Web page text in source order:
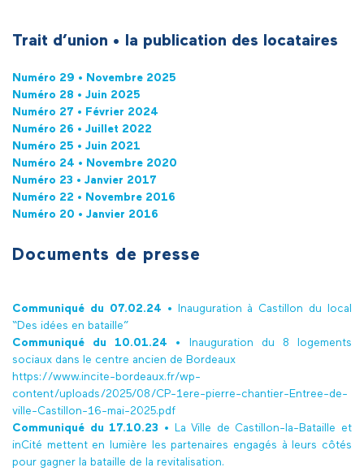
Trait d’union • la publication des locataires
Numéro 29 • Novembre 2025
Numéro 28 • Juin 2025
Numéro 27 • Février 2024
Numéro 26 • Juillet 2022
Numéro 25 • Juin 2021
Numéro 24 • Novembre 2020
Numéro 23 • Janvier 2017
Numéro 22 • Novembre 2016
Numéro 20 • Janvier 2016
Documents de presse
Communiqué du 07.02.24 • Inauguration à Castillon du local
“Des idées en bataille”
Communiqué du 10.01.24
•
Inauguration du 8 logements
sociaux dans le centre ancien de Bordeaux
https://www.incite-bordeaux.fr/wp-
content/uploads/2025/08/CP-1ere-pierre-chantier-Entree-de-
ville-Castillon-16-mai-2025.pdf
Communiqué du 17.10.23
• La Ville de Castillon-la-Bataille et
inCité mettent en lumière les partenaires engagés à leurs côtés
pour gagner la bataille de la revitalisation.